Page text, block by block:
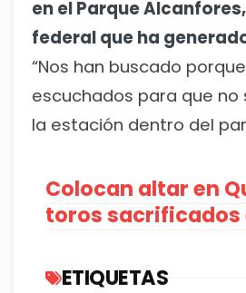
en el Parque
federal que ha
“Nos han buscado
escuchados para que no
la estación dentro del
Colocan altar en
toros sacrificados
ETIQUETAS